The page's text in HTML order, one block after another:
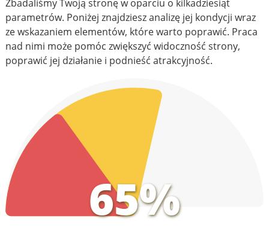
Zbadaliśmy Twoją stronę w oparciu o kilkadziesiąt
parametrów. Poniżej znajdziesz analizę jej kondycji wraz
ze wskazaniem elementów, które warto poprawić. Praca
nad nimi może pomóc zwiększyć widoczność strony,
poprawić jej działanie i podnieść atrakcyjność.
65%